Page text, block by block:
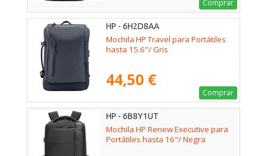
Comprar
HP - 6H2D8AA
Mochila HP Travel para Portátiles
hasta 15.6"/ Gris
44,50 €
Comprar
HP - 6B8Y1UT
Mochila HP Renew Executive para
Portátiles hasta 16"/ Negra